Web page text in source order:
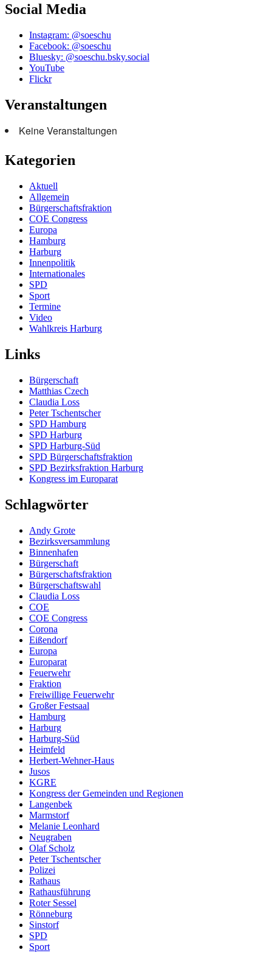
Social Media
Instagram: @soeschu
Facebook: @soeschu
Bluesky: @soeschu.bsky.social
YouTube
Flickr
Veranstaltungen
Keine Veranstaltungen
Kategorien
Aktuell
Allgemein
Bürgerschaftsfraktion
COE Congress
Europa
Hamburg
Harburg
Innenpolitik
Internationales
SPD
Sport
Termine
Video
Wahlkreis Harburg
Links
Bürgerschaft
Matthias Czech
Claudia Loss
Peter Tschentscher
SPD Hamburg
SPD Harburg
SPD Harburg-Süd
SPD Bürgerschaftsfraktion
SPD Bezirksfraktion Harburg
Kongress im Europarat
Schlagwörter
Andy Grote
Bezirksversammlung
Binnenhafen
Bürgerschaft
Bürgerschaftsfraktion
Bürgerschaftswahl
Claudia Loss
COE
COE Congress
Corona
Eißendorf
Europa
Europarat
Feuerwehr
Fraktion
Freiwillige Feuerwehr
Großer Festsaal
Hamburg
Harburg
Harburg-Süd
Heimfeld
Herbert-Wehner-Haus
Jusos
KGRE
Kongress der Gemeinden und Regionen
Langenbek
Marmstorf
Melanie Leonhard
Neugraben
Olaf Scholz
Peter Tschentscher
Polizei
Rathaus
Rathausführung
Roter Sessel
Rönneburg
Sinstorf
SPD
Sport